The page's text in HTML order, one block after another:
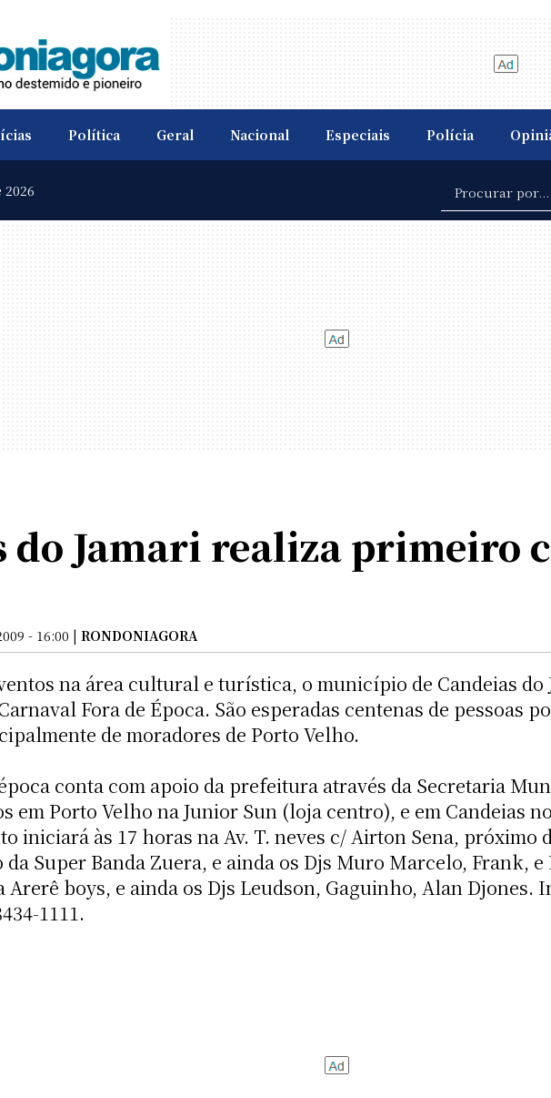
Política Geral Nacional Especiais Polícia
2026
do Jamari realiza primeiro
- 16:00 | RONDONIAGORA
na área cultural e turística, o município de Candeias do
Fora de Época. São esperadas centenas de pessoas
de moradores de Porto Velho.
conta com apoio da prefeitura através da Secretaria
em Porto Velho na Junior Sun (loja centro), e em Candeias
iniciará às 17 horas na Av. T. neves c/ Airton Sena, próximo
Super Banda Zuera, e ainda os Djs Muro Marcelo, Frank,
boys, e ainda os Djs Leudson, Gaguinho, Alan Djones.
1111.